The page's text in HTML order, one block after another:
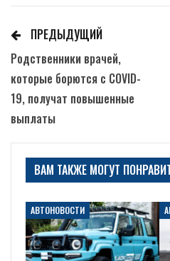
ПРЕДЫДУЩИЙ
Родственники врачей,
которые борются с COVID-
19, получат повышенные
выплаты
ВАМ ТАКЖЕ МОГУТ
АВТОНОВОСТИ